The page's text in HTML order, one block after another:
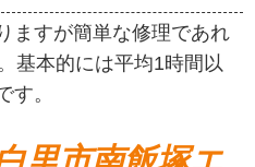
ますが簡単な修理であれ
基本的には平均1時間以
す。
里市南飯塚エ